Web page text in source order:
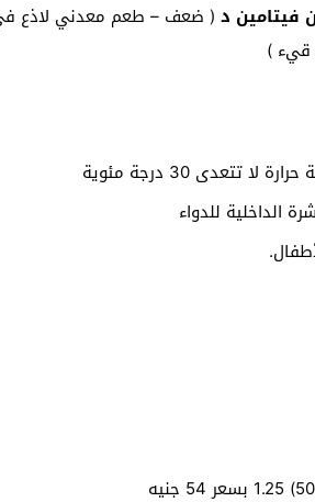
فيتامين د ( ضعف – طعم معدني لاذع في
قيء )
30 درجة مئوية
الداخلية للدواء